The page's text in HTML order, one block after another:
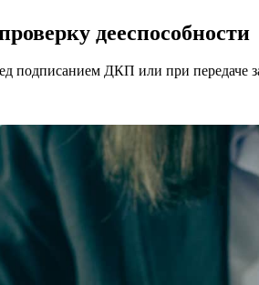
дееспособности
подписанием ДКП или при передаче